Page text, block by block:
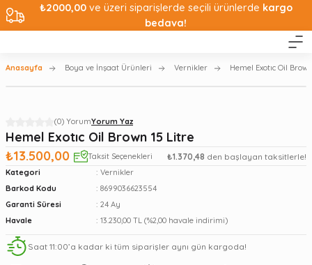
₺2000,00ve üzeri siparişlerde seçili ürünlerde kargo
bedava!
Anasayfa Boya ve İnşaat Ürünleri Vernikler Hemel Exotıc Oil
(0) YorumYorum Yaz
Hemel Exotıc Oil Brown 15 Litre
₺13.500,00
Taksit Seçenekleri ₺1.370,48 den başlayan taksitlerle!
Kategori
Vernikler
Barkod Kodu
8699036623554
Garanti Süresi
24 Ay
Havale
13.230,00 TL (%2,00 havale indirimi)
Saat 11:00’a kadar ki tüm siparişler aynı gün kargoda!